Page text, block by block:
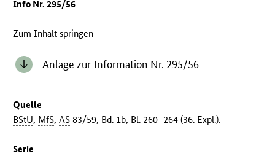
Info Nr. 295/56
Zum Inhalt springen
Anlage zur Information Nr. 295/56
Quelle
BStU, MfS,AS 83/59, Bd. 1b, Bl. 260–264 (36. Expl.).
Serie